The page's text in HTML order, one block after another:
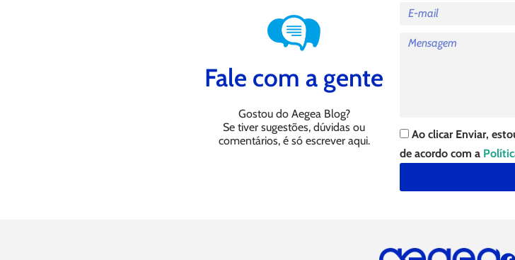
Fale com a gente
Gostou do Aegea Blog?
Se tiver sugestões, dúvidas ou
comentários, é só escrever aqui.
Ao clicar Enviar,
de acordo com a